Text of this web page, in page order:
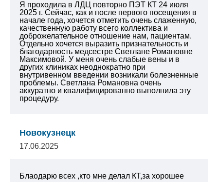
Я проходила в ЛДЦ повторно ПЭТ КТ 24 июля
2025 г. Сейчас, как и после первого посещения в
начале года, хочется отметить очень слаженную,
качественную работу всего коллектива и
доброжелательное отношение нам, пациентам.
Отдельно хочется выразить признательность и
благодарность медсестре Светлане Романовне
Максимовой. У меня очень слабые вены и в
других клиниках неоднократно при
внутривенном введении возникали болезненные
проблемы. Светлана Романовна очень
аккуратно и квалифицированно выполнила эту
процедуру.
Новокузнецк
17.06.2025
Блаодарю всех ,кто мне делал КТ,за хорошее